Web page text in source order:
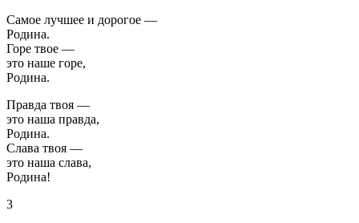
Самое лучшее и дорогое —
Родина.
Горе твое —
это наше горе,
Родина.
Правда твоя —
это наша правда,
Родина.
Слава твоя —
это наша слава,
Родина!
3